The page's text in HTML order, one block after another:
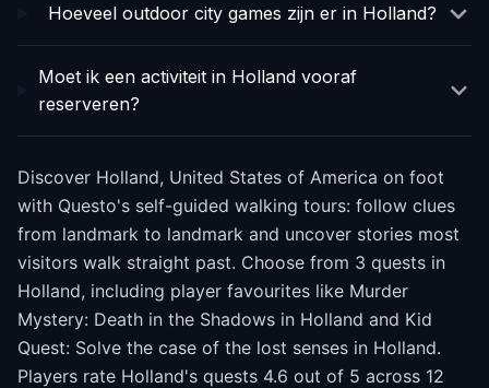
Hoeveel outdoor city games zijn er in Holland?
Moet ik een activiteit in Holland vooraf
reserveren?
Discover Holland, United States of America on foot
with Questo's self-guided walking tours: follow clues
from landmark to landmark and uncover stories most
visitors walk straight past. Choose from 3 quests in
Holland, including player favourites like Murder
Mystery: Death in the Shadows in Holland and Kid
Quest: Solve the case of the lost senses in Holland.
Players rate Holland's quests 4.6 out of 5 across 12